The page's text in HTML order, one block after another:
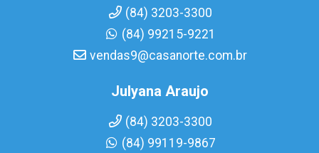
(84) 3203-3300
(84) 99215-9221
vendas9@casanorte.com.br
Julyana Araujo
(84) 3203-3300
(84) 99119-9867